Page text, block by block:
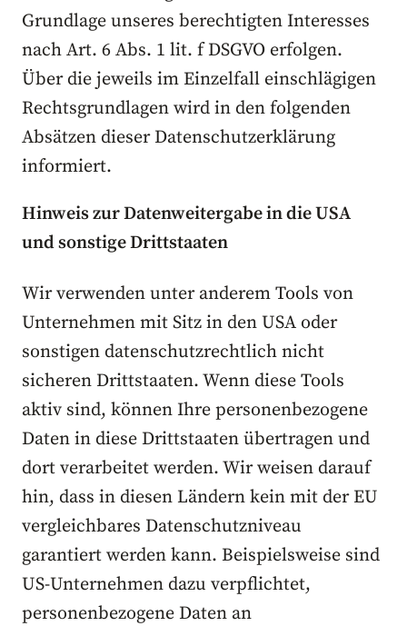
Grundlage unseres berechtigten Interesses
nach Art. 6 Abs. 1 lit. f DSGVO erfolgen.
Über die jeweils im Einzelfall einschlägigen
Rechtsgrundlagen wird in den folgenden
Absätzen dieser Datenschutzerklärung
informiert.
Hinweis zur Datenweitergabe in die USA
und sonstige Drittstaaten
Wir verwenden unter anderem Tools von
Unternehmen mit Sitz in den USA oder
sonstigen datenschutzrechtlich nicht
sicheren Drittstaaten. Wenn diese Tools
aktiv sind, können Ihre personenbezogene
Daten in diese Drittstaaten übertragen und
dort verarbeitet werden. Wir weisen darauf
hin, dass in diesen Ländern kein mit der EU
vergleichbares Datenschutzniveau
garantiert werden kann. Beispielsweise sind
US-Unternehmen dazu verpflichtet,
personenbezogene Daten an